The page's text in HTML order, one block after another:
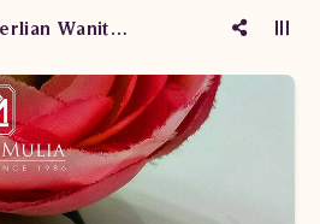
Anting Berlian Wanita PJA.E4161 EdE